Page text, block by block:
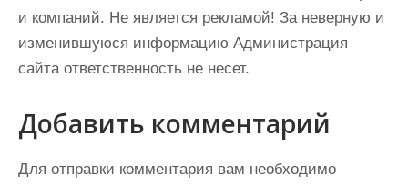
и компаний. Не является рекламой! За неверную и
изменившуюся информацию Администрация
сайта ответственность не несет.
Добавить комментарий
Для отправки комментария вам необходимо